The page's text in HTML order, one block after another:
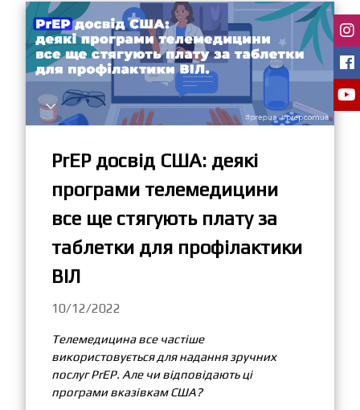
PrEP досвід США: деякі
програми телемедицини
все ще стягують плату за
таблетки для профілактики
ВІЛ
10/12/2022
Телемедицина все частіше
використовується для надання зручних
послуг PrEP. Але чи відповідають ці
програми вказівкам США?